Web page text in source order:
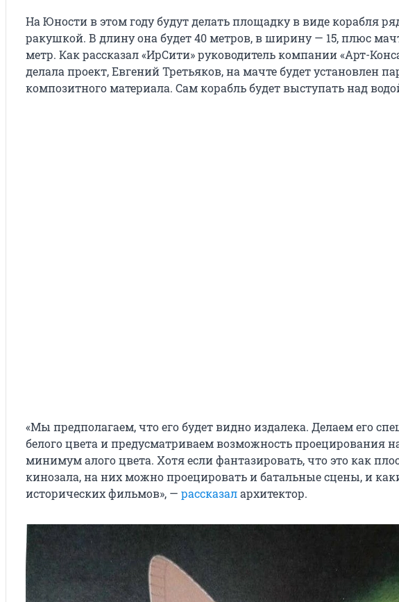
На Юности в этом году будут делать площадку в виде корабля
ракушкой. В длину она будет 40 метров, в ширину — 15, плюс
метр. Как рассказал «ИрСити» руководитель компании «Арт-
делала проект, Евгений Третьяков, на мачте будет установлен
композитного материала. Сам корабль будет выступать над
«Мы предполагаем, что его будет видно издалека. Делаем его
белого цвета и предусматриваем возможность проецирования
минимум алого цвета. Хотя если фантазировать, что это как
кинозала, на них можно проецировать и батальные сцены, и
исторических фильмов», — рассказалархитектор.